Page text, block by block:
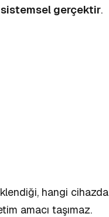
sistemsel gerçektir.
hangi cihazda
amacı taşımaz.